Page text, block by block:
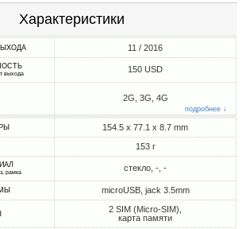
Характеристики
11 / 2016
выхода 150 USD
2G, 3G, 4G
подробнее ↓
154.5 x 77.1 x 8.7 mm
153 г
рамка стекло, -, -
microUSB, jack 3.5mm
2 SIM (Micro-SIM),
карта памяти